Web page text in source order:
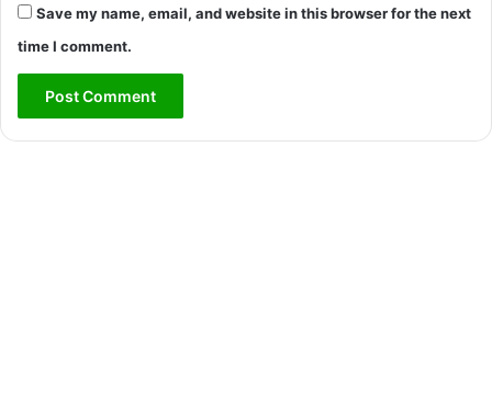
Save my name, email, and website in this browser for the next
time I comment.